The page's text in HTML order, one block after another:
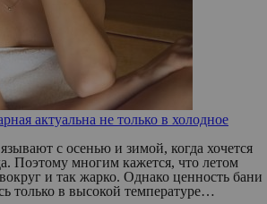
актуальна не только в холодное
с осенью и зимой, когда хочется
Поэтому многим кажется, что летом
и так жарко. Однако ценность бани
только в высокой температуре…